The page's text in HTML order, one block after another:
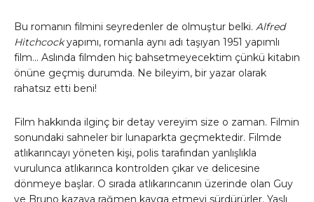
Bu romanın filmini seyredenler de olmuştur belki. Alfred
Hitchcockyapımı, romanla aynı adı taşıyan 1951 yapımlı
film… Aslında filmden hiç bahsetmeyecektim çünkü kitabın
önüne geçmiş durumda. Ne bileyim, bir yazar olarak
rahatsız etti beni!
Film hakkında ilginç bir detay vereyim size o zaman. Filmin
sonundaki sahneler bir lunaparkta geçmektedir. Filmde
atlıkarıncayı yöneten kişi, polis tarafından yanlışlıkla
vurulunca atlıkarınca kontrolden çıkar ve delicesine
dönmeye başlar. O sırada atlıkarıncanın üzerinde olan Guy
ve Bruno kazaya rağmen kavga etmeyi sürdürürler. Yaşlı